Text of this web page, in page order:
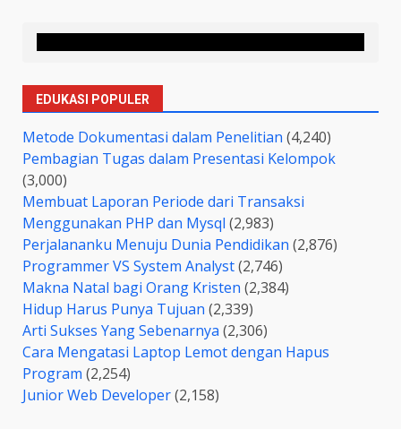
EDUKASI POPULER
Metode Dokumentasi dalam Penelitian (4,240)
Pembagian Tugas dalam Presentasi Kelompok
(3,000)
Membuat Laporan Periode dari Transaksi
Menggunakan PHP dan Mysql (2,983)
Perjalananku Menuju Dunia Pendidikan (2,876)
Programmer VS System Analyst(2,746)
Makna Natal bagi Orang Kristen (2,384)
Hidup Harus Punya Tujuan (2,339)
Arti Sukses Yang Sebenarnya (2,306)
Cara Mengatasi Laptop Lemot dengan Hapus
Program (2,254)
Junior Web Developer(2,158)